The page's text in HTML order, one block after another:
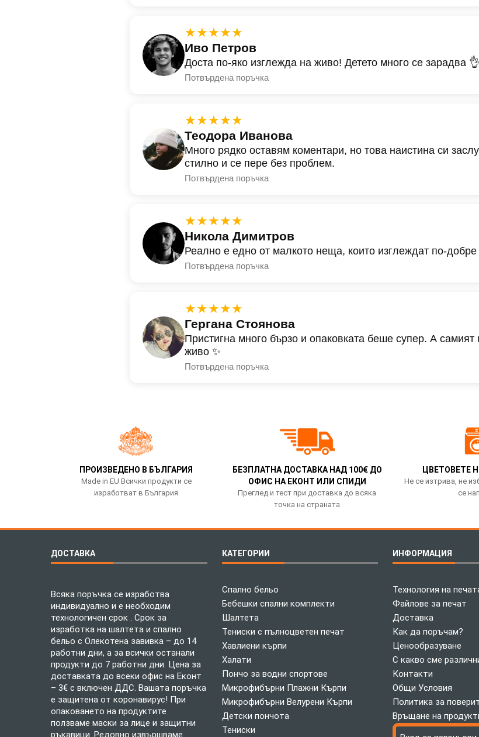
★★★★★
Иво Петров
Доста по-яко изглежда на живо! Детето много се зарадва 👌
Потвърдена поръчка
★★★★★
Теодора Иванова
Много рядко оставям коментари, но това наистина си
стилно и се пере без проблем.
Потвърдена поръчка
★★★★★
Никола Димитров
Реално е едно от малкото неща, които изглеждат по-добре
Потвърдена поръчка
★★★★★
Гергана Стоянова
Пристигна много бързо и опаковката беше супер. А
живо ✨
Потвърдена поръчка
ПРОИЗВЕДЕНО В БЪЛГАРИЯ
Made in EU Всички продукти се
изработват в България
БЕЗПЛАТНА ДОСТАВКА НАД 100€ ДО
ОФИС НА ЕКОНТ ИЛИ СПИДИ
Преглед и тест при доставка до всяка
точка на страната
ЦВЕТОВЕТЕ
Не се изтрива, не
се
ДОСТАВКА
Всяка поръчка се изработва
индивидуално и е необходим
технологичен срок . Срок за
изработка на шалтета и спално
бельо с Олекотена завивка – до 14
работни дни, а за всички останали
продукти до 7 работни дни. Цена за
доставката до всеки офис на Еконт
– 3€ с включен ДДС. Вашата поръчка
е защитена от коронавирус! При
опаковането на продуктите
ползваме маски за лице и защитни
ръкавици. Редовно извършваме
КАТЕГОРИИ
Спално бельо
Бебешки спални комплекти
Шалтета
Тениски с пълноцветен печат
Хавлиени кърпи
Халати
Пончо за водни спортове
Микрофибърни Плажни Кърпи
Микрофибърни Велурени Кърпи
Детски пончота
Тениски
ИНФОРМАЦИЯ
Технология на
Файлове за печат
Доставка
Как да поръчам?
Ценообразуване
С какво сме
Контакти
Общи Условия
Политика за
Връщане на